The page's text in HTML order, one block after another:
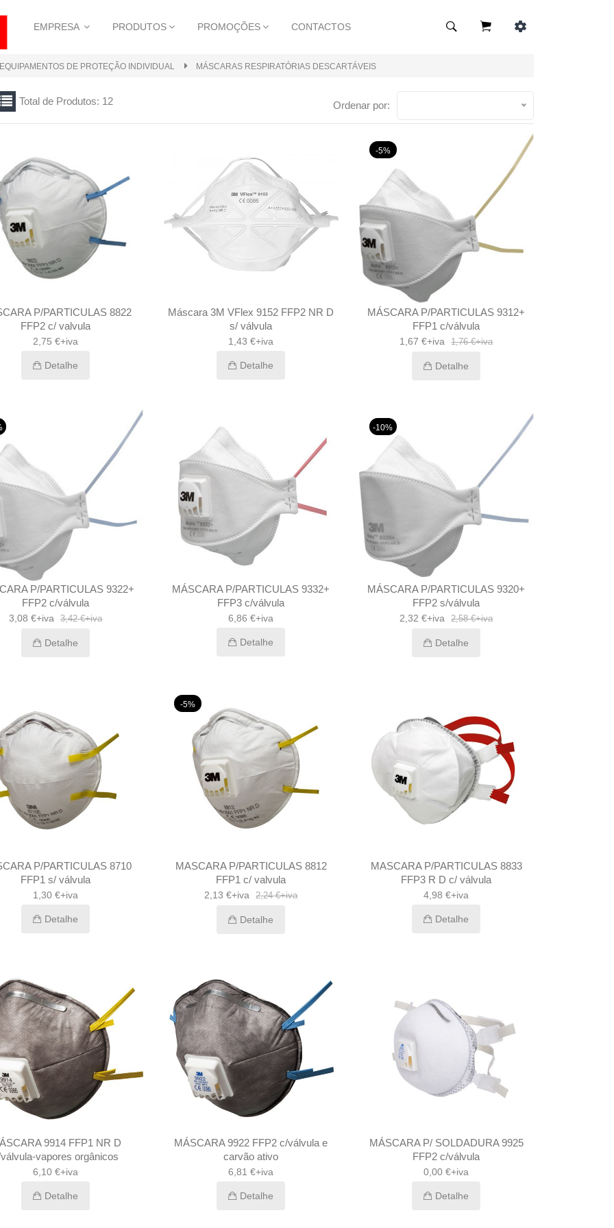
EMPRESA PRODUTOS PROMOÇÕES CONTACTOS
DE PROTEÇÃO INDIVIDUAL MÁSCARAS RESPIRATÓRIAS DESCARTÁVEIS
Total de Produtos: 12 Ordenar por:
P/PARTICULAS 8822
FFP2 c/ valvula
2,75 €+iva
Detalhe
Máscara 3M VFlex 9152 FFP2 NR D
s/ válvula
1,43 €+iva
Detalhe
-5%
MÁSCARA P/PARTICULAS 9312+
FFP1 c/válvula
1,67 €+iva 1,76 €+iva
Detalhe
P/PARTICULAS 9322+
FFP2 c/válvula
3,08 €+iva 3,42 €+iva
Detalhe
MÁSCARA P/PARTICULAS 9332+
FFP3 c/válvula
6,86 €+iva
Detalhe
-10%
MÁSCARA P/PARTICULAS 9320+
FFP2 s/válvula
2,32 €+iva 2,58 €+iva
Detalhe
P/PARTICULAS 8710
FFP1 s/ válvula
1,30 €+iva
Detalhe
-5%
MASCARA P/PARTICULAS 8812
FFP1 c/ valvula
2,13 €+iva 2,24 €+iva
Detalhe
MASCARA P/PARTICULAS 8833
FFP3 R D c/ válvula
4,98 €+iva
Detalhe
9914 FFP1 NR D
vapores orgânicos
6,10 €+iva
Detalhe
MÁSCARA 9922 FFP2 c/válvula e
carvão ativo
6,81 €+iva
Detalhe
MÁSCARA P/ SOLDADURA 9925
FFP2 c/válvula
0,00 €+iva
Detalhe